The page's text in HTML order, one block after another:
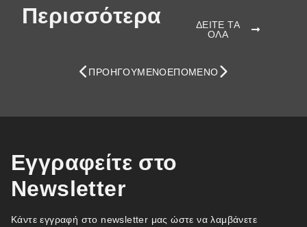
Περισσότερα
ΔΕΙΤΕ ΤΑ
ΟΛΑ
ΠΡΟΗΓΟΎΜΕΝΟΕΠΌΜΕΝΟ
Εγγραφείτε στο
Newsletter
Κάντε εγγραφή στο newsletter μας ώστε να λαμβάνετε